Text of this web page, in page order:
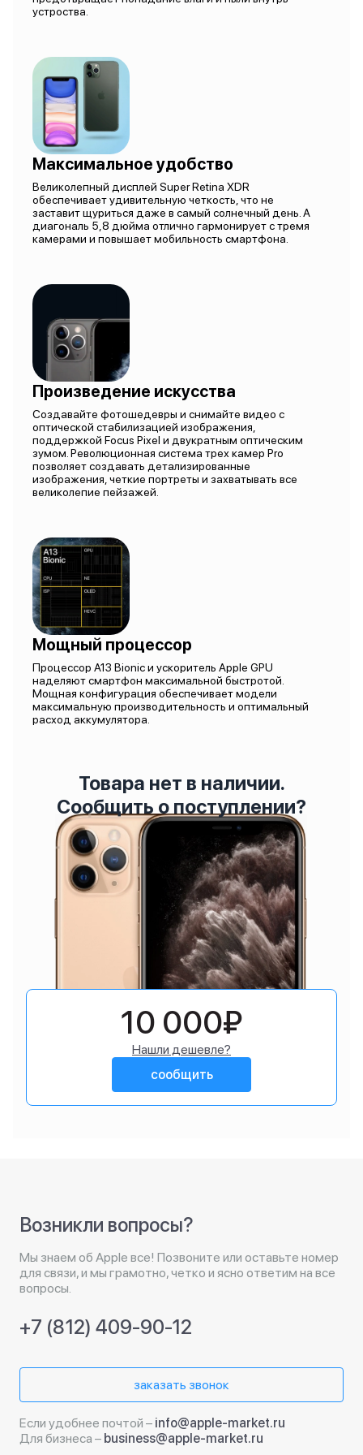
устроства.
Максимальное удобство
Великолепный дисплей Super Retina XDR
обеспечивает удивительную четкость, что не
заставит щуриться даже в самый солнечный день. А
диагональ 5,8 дюйма отлично гармонирует с тремя
камерами и повышает мобильность смартфона.
Произведение искусства
Создавайте фотошедевры и снимайте видео с
оптической стабилизацией изображения,
поддержкой Focus Pixel и двукратным оптическим
зумом. Революционная система трех камер Pro
позволяет создавать детализированные
изображения, четкие портреты и захватывать все
великолепие пейзажей.
Мощный процессор
Процессор A13 Bionic и ускоритель Apple GPU
наделяют смартфон максимальной быстротой.
Мощная конфигурация обеспечивает модели
максимальную производительность и оптимальный
расход аккумулятора.
Товара нет в наличии.
Сообщить о поступлении?
10 000₽
Нашли дешевле?
сообщить
Возникли вопросы?
Мы знаем об Apple все! Позвоните или оставьте номер
для связи, и мы грамотно, четко и ясно ответим на все
вопросы.
+7 (812) 409-90-12
заказать звонок
Если удобнее почтой – info@apple-market.ru
Для бизнеса – business@apple-market.ru